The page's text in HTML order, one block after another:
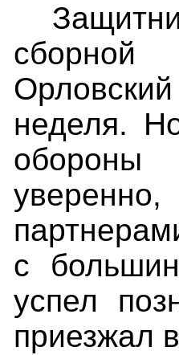
сборной
неделя.
с
успел
приезжал